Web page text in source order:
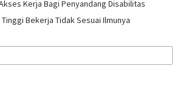
Kerja Bagi Penyandang Disabilitas
Bekerja Tidak Sesuai Ilmunya